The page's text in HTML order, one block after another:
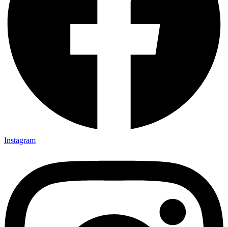
Instagram